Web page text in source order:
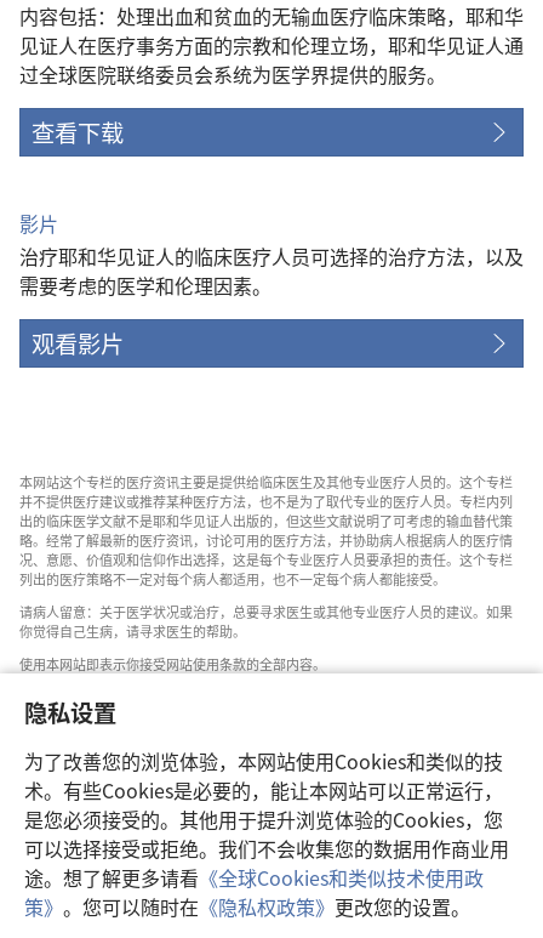
隐私设置
为了改善您的浏览体验，本网站使用Cookies和类似的技
术。有些Cookies是必要的，能让本网站可以正常运行，
是您必须接受的。其他用于提升浏览体验的Cookies，您
可以选择接受或拒绝。我们不会收集您的数据用作商业用
途。想了解更多请看 《全球Cookies和类似技术使用政
策》 。您可以随时在 《隐私权政策》 更改您的设置。
内容包括：处理出血和贫血的无输血医疗临床策略，耶和华
见证人在医疗事务方面的宗教和伦理立场，耶和华见证人通
过全球医院联络委员会系统为医学界提供的服务。
查看下载
影片
治疗耶和华见证人的临床医疗人员可选择的治疗方法，以及
需要考虑的医学和伦理因素。
观看影片
本网站这个专栏的医疗资讯主要是提供给临床医生及其他专业医疗人员的。这个专栏
并不提供医疗建议或推荐某种医疗方法，也不是为了取代专业的医疗人员。专栏内列
出的临床医学文献不是耶和华见证人出版的，但这些文献说明了可考虑的输血替代策
略。经常了解最新的医疗资讯，讨论可用的医疗方法，并协助病人根据病人的医疗情
况、意愿、价值观和信仰作出选择，这是每个专业医疗人员要承担的责任。这个专栏
列出的医疗策略不一定对每个病人都适用，也不一定每个病人都能接受。
请病人留意：关于医学状况或治疗，总要寻求医生或其他专业医疗人员的建议。如果
你觉得自己生病，请寻求医生的帮助。
使用本网站即表示你接受网站使用条款的全部内容。
设置外观
Copyright© 2026 Watch Tower Bible and Tract Society of Pennsylvania.
使用条款|隐私权政策| 隐私设置